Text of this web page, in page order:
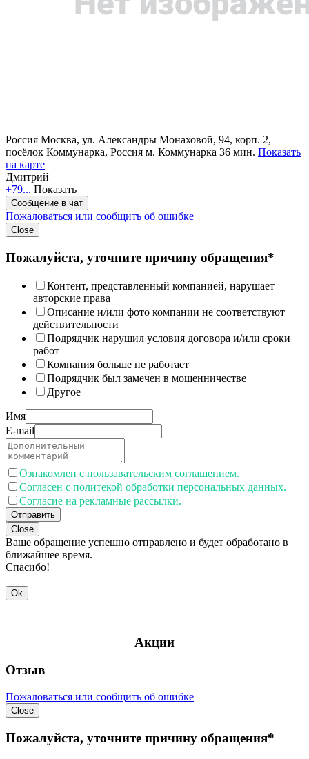
Россия Москва, ул. Александры Монаховой, 94, корп. 2,
посёлок Коммунарка, Россия м. Коммунарка 36 мин. Показать
на карте
Дмитрий
+79... Показать
Сообщение в чат
Пожаловаться или сообщить об ошибке
Close
Пожалуйста, уточните причину обращения*
Контент, представленный компанией, нарушает
авторские права
Описание и/или фото компании не соответствуют
действительности
Подрядчик нарушил условия договора и/или сроки
работ
Компания больше не работает
Подрядчик был замечен в мошенничестве
Другое
Имя
E-mail
Ознакомлен с пользавательским соглашением.
Согласен с политекой обработки персональных данных.
Согласие на рекламные рассылки.
Отправить
Close
Ваше обращение успешно отправлено и будет обработано в
ближайшее время.
Спасибо!
Ok
Акции
Отзыв
Пожаловаться или сообщить об ошибке
Close
Пожалуйста, уточните причину обращения*